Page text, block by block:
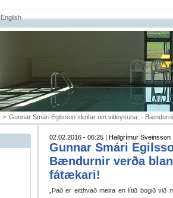
English
> Gunnar Smári Egilsson skrifar um vitleysuna: -
02.02.2016 - 06:25 | Hallgrímur Sveinsson
Gunnar Smári
Bændurnir verða
fátækari!
„Það er eitthvað meira en lítið bogið við